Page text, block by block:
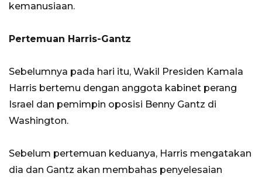
kemanusiaan.
Pertemuan Harris-Gantz
Sebelumnya pada hari itu, Wakil Presiden Kamala
Harris bertemu dengan anggota kabinet perang
Israel dan pemimpin oposisi Benny Gantz di
Washington.
Sebelum pertemuan keduanya, Harris mengatakan
dia dan Gantz akan membahas penyelesaian